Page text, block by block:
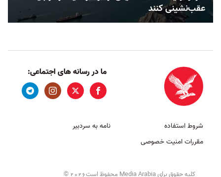
عقب‌نشینی کنند
ما در رسانه های اجتماعی:
شروط استفاده
مقررات امنیت خصوصی
نامه به سردبیر
کلیه حقوق برای Media Arabia محفوظ است 2026
©